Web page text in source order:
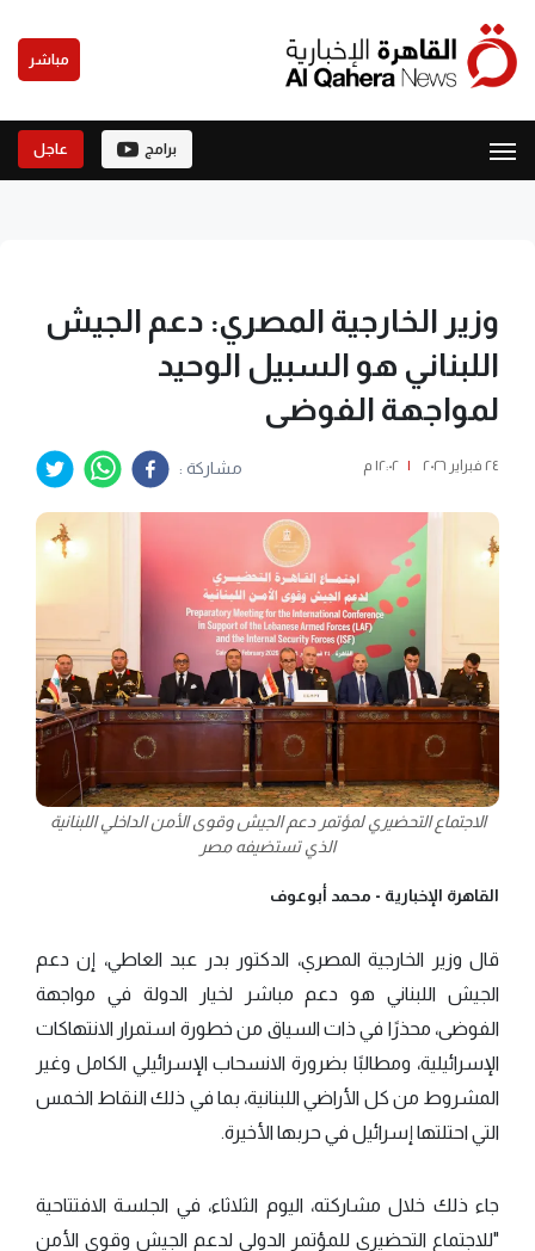
مباشر
برامج عاجل
وزير الخارجية المصري: دعم الجيش
اللبناني هو السبيل الوحيد
لمواجهة الفوضى
٢٤ فبراير ٢٠٢٦ | ١٢:٠٢ م مشاركة :
الاجتماع التحضيري لمؤتمر دعم الجيش وقوى الأمن الداخلي اللبنانية
الذي تستضيفه مصر
القاهرة الإخبارية - محمد أبوعوف
قال وزير الخارجية المصري، الدكتور بدر عبد العاطي، إن دعم
الجيش اللبناني هو دعم مباشر لخيار الدولة في مواجهة
الفوضى، محذرًا في ذات السياق من خطورة استمرار الانتهاكات
الإسرائيلية، ومطالبًا بضرورة الانسحاب الإسرائيلي الكامل وغير
المشروط من كل الأراضي اللبنانية، بما في ذلك النقاط الخمس
التي احتلتها إسرائيل في حربها الأخيرة.
جاء ذلك خلال مشاركته، اليوم الثلاثاء، في الجلسة الافتتاحية
"للاجتماع التحضيري للمؤتمر الدولي لدعم الجيش وقوى الأمن